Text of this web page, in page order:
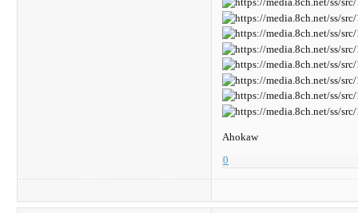
Ahokaw
0